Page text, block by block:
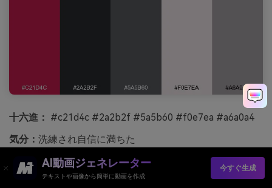
十六進： #c21d4c #2a2b2f #5a5b60 #f0e7ea #a6a0a4
気分： 洗練され自信に満ちた
最適な場合:ファッションブランディングやルックブック
洗練され自信に満ちたチャコールローズレッドは、サテン
AI動画ジェネレーター
テキストや画像から簡単に動画を作成
今すぐ生成